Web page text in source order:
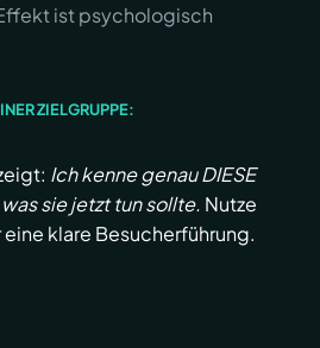
ist psychologisch
ZIELGRUPPE:
Ich kenne genau DIESE
sie jetzt tun sollte. Nutze
klare Besucherführung.